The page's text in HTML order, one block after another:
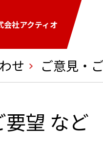
会社アクティオ
せ ご意見・
望 など